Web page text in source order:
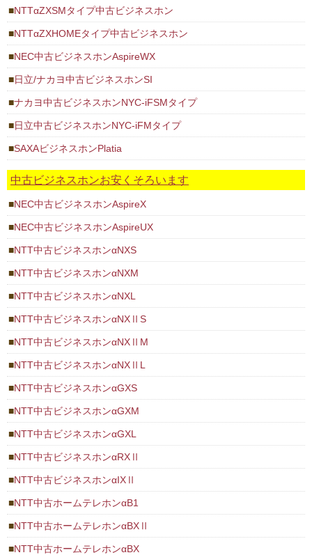
NTTαZXSMタイプ中古ビジネスホン
NTTαZXHOMEタイプ中古ビジネスホン
NEC中古ビジネスホンAspireWX
日立/ナカヨ中古ビジネスホンSI
ナカヨ中古ビジネスホンNYC-iFSMタイプ
日立中古ビジネスホンNYC-iFMタイプ
SAXAビジネスホンPlatia
中古ビジネスホンお安くそろいます
NEC中古ビジネスホンAspireX
NEC中古ビジネスホンAspireUX
NTT中古ビジネスホンαNXS
NTT中古ビジネスホンαNXM
NTT中古ビジネスホンαNXL
NTT中古ビジネスホンαNXⅡS
NTT中古ビジネスホンαNXⅡM
NTT中古ビジネスホンαNXⅡL
NTT中古ビジネスホンαGXS
NTT中古ビジネスホンαGXM
NTT中古ビジネスホンαGXL
NTT中古ビジネスホンαRXⅡ
NTT中古ビジネスホンαIXⅡ
NTT中古ホームテレホンαB1
NTT中古ホームテレホンαBXⅡ
NTT中古ホームテレホンαBX